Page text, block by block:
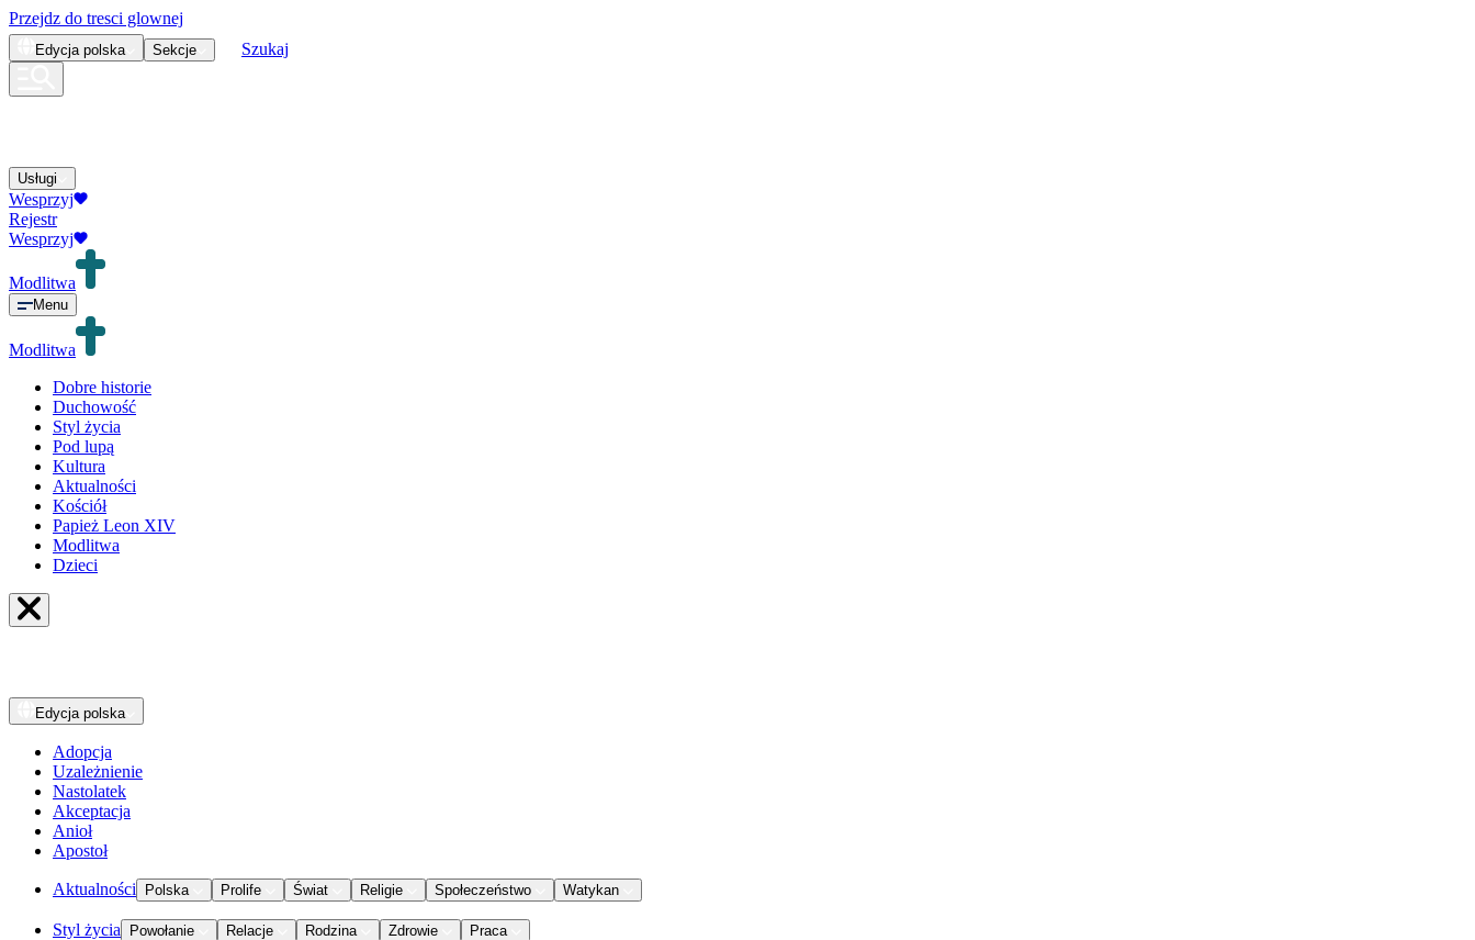
Przejdz do tresci glownej
Edycja polska Sekcje Szukaj
Usługi
Wesprzyj
Rejestr
Wesprzyj
Modlitwa
Menu
Modlitwa
Dobre historie
Duchowość
Styl życia
Pod lupą
Kultura
Aktualności
Kościół
Papież Leon XIV
Modlitwa
Dzieci
Edycja polska
Adopcja
Uzależnienie
Nastolatek
Akceptacja
Anioł
Apostoł
Aktualności Polska Prolife Świat Religie Społeczeństwo Watykan
Styl życia Powołanie Relacje Rodzina Zdrowie Praca